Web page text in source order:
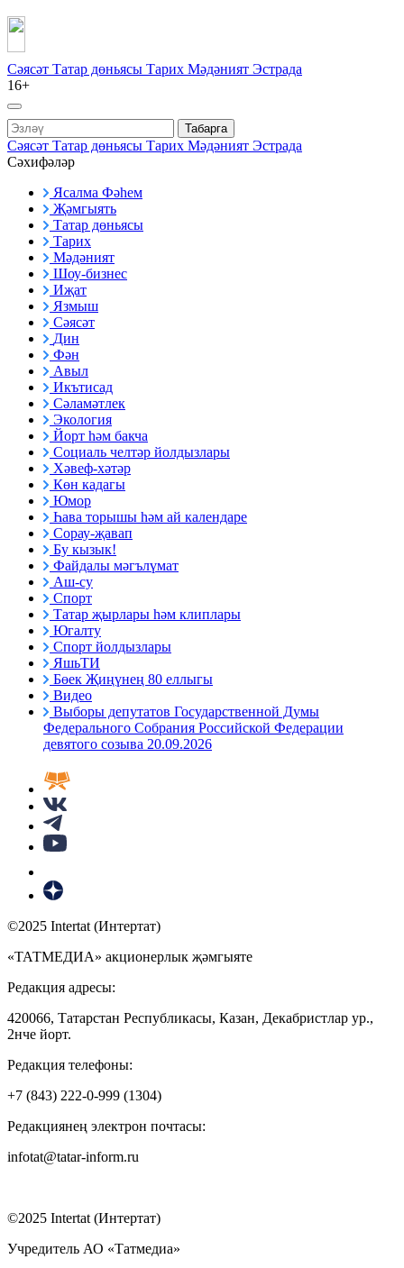
Сәясәт Татар дөньясы Тарих Мәдәният Эстрада
16+
Табарга
Сәясәт Татар дөньясы Тарих Мәдәният Эстрада
Сәхифәләр
Ясалма Фәһем
Җәмгыять
Татар дөньясы
Тарих
Мәдәният
Шоу-бизнес
Иҗат
Язмыш
Сәясәт
Дин
Фән
Авыл
Икътисад
Сәламәтлек
Экология
Йорт һәм бакча
Социаль челтәр йолдызлары
Хәвеф-хәтәр
Көн кадагы
Юмор
Һава торышы һәм ай календаре
Сорау-җавап
Бу кызык!
Файдалы мәгълүмат
Аш-су
Спорт
Татар җырлары һәм клиплары
Югалту
Спорт йолдызлары
ЯшьТИ
Бөек Җиңүнең 80 еллыгы
Видео
Выборы депутатов Государственной Думы
Федерального Собрания Российской Федерации
девятого созыва 20.09.2026
©2025 Intertat (Интертат)
«ТАТМЕДИА» акционерлык җәмгыяте
Редакция адресы:
420066, Татарстан Республикасы, Казан, Декабристлар ур.,
2нче йорт.
Редакция телефоны:
+7 (843) 222-0-999 (1304)
Редакциянең электрон почтасы:
infotat@tatar-inform.ru
©2025 Intertat (Интертат)
Учредитель АО «Татмедиа»